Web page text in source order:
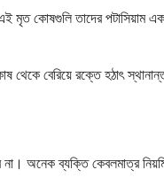
কোষগুলি তাদের পটাসিয়াম
বেরিয়ে রক্তে হঠাৎ
না। অনেক ব্যক্তি কেবলমাত্র